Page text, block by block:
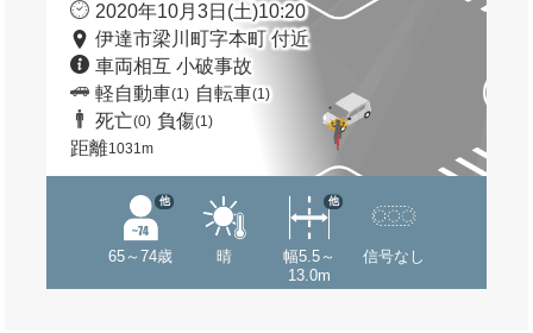
2020年10月3日(土)10:20
伊達市梁川町字本町 付近
車両相互 小破事故
軽自動車(1) 自転車(1)
死亡(0) 負傷(1)
距離1031m
65～74歳
他
晴
幅5.5～
13.0m
他
信号なし